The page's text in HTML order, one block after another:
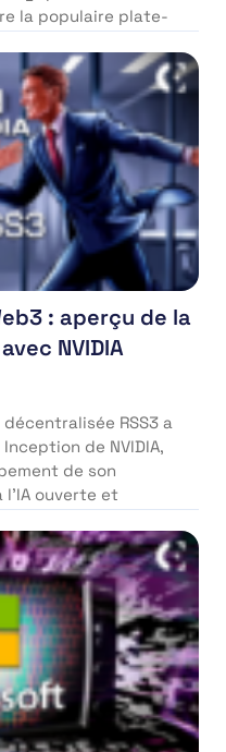
la populaire plate-
: aperçu de la
NVIDIA
RSS3 a
de NVIDIA,
de son
ouverte et